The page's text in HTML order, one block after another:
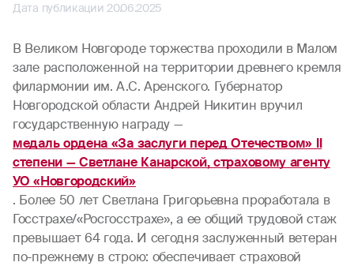
Дата публикации 20.06.2025
В Великом Новгороде торжества проходили в Малом
зале расположенной на территории древнего кремля
филармонии им. А.С. Аренского. Губернатор
Новгородской области Андрей Никитин вручил
государственную награду —
медаль ордена «За заслуги перед Отечеством» II
степени — Светлане Канарской, страховому агенту
УО «Новгородский»
. Более 50 лет Светлана Григорьевна проработала в
Госстрахе/«Росгосстрахе», а ее общий трудовой стаж
превышает 64 года. И сегодня заслуженный ветеран
по-прежнему в строю: обеспечивает страховой